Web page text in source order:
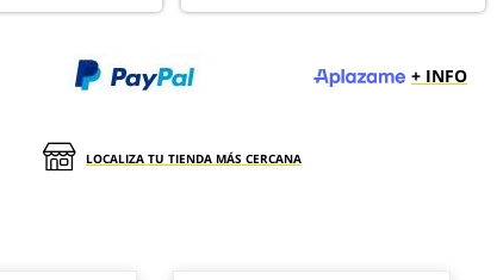
+ INFO
LOCALIZA TU TIENDA MÁS CERCANA